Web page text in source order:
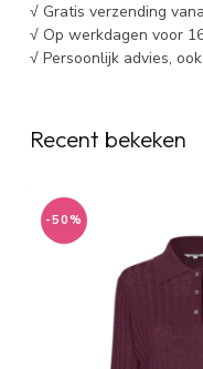
√ Gratis verzending
√ Op werkdagen voor
√ Persoonlijk advies,
Recent bekeken
-50%